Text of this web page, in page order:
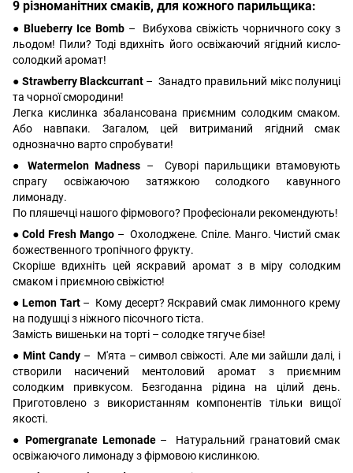
9 різноманітних смаків, для кожного парильщика:
● Blueberry Ice Bomb – Вибухова свіжість чорничного соку з
льодом! Пили? Тоді вдихніть його освіжаючий ягідний кисло-
солодкий аромат!
● Strawberry Blackcurrant – Занадто правильний мікс полуниці
та чорної смородини!
Легка кислинка збалансована приємним солодким смаком.
Або навпаки. Загалом, цей витриманий ягідний смак
однозначно варто спробувати!
● Watermelon Madness – Суворі парильщики втамовують
спрагу освіжаючою затяжкою солодкого кавунного
лимонаду.
По пляшечці нашого фірмового? Професіонали рекомендують!
● Cold Fresh Mango– Охолоджене. Спіле. Манго. Чистий смак
божественного тропічного фрукту.
Скоріше вдихніть цей яскравий аромат з в міру солодким
смаком і приємною свіжістю!
● Lemon Tart – Кому десерт? Яскравий смак лимонного крему
на подушці з ніжного пісочного тіста.
Замість вишеньки на торті – солодке тягуче бізе!
● Mint Candy– М'ята – символ свіжості. Але ми зайшли далі, і
створили насичений ментоловий аромат з приємним
солодким привкусом. Безгоданна рідина на цілий день.
Приготовлено з використанням компонентів тільки вищої
якості.
● Pomergranate Lemonade– Натуральний гранатовий смак
освіжаючого лимонаду з фірмовою кислинкою.